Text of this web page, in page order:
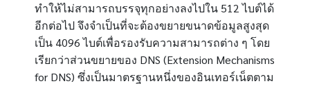
ทำให้ไม่สามารถบรรจุทุกอย่างลงไปใน 512ไบต์ได้
อีกต่อไป จึงจำเป็นที่จะต้องขยายขนาดข้อมูลสูงสุด
เป็น 4096ไบต์เพื่อรองรับความสามารถต่าง ๆ โดย
เรียกว่าส่วนขยายของ DNS (Extension Mechanisms
for DNS)ซึ่งเป็นมาตรฐานหนึ่งของอินเทอร์เน็ตตาม